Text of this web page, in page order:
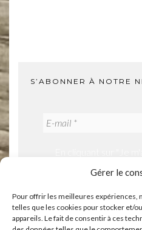
Gérer le
Pour offrir les meilleures expériences,
telles que les cookies pour stocker et/
appareils. Le fait de consentir à ces
S’ABONNER À NOTRE